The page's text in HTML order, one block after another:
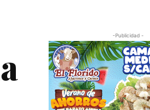
-Publicidad -